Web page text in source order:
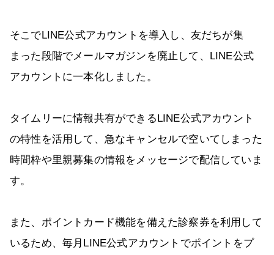
そこでLINE公式アカウントを導入し、友だちが集
まった段階でメールマガジンを廃止して、LINE公式
アカウントに一本化しました。
タイムリーに情報共有ができるLINE公式アカウント
の特性を活用して、急なキャンセルで空いてしまった
時間枠や里親募集の情報をメッセージで配信していま
す。
また、ポイントカード機能を備えた診察券を利用して
いるため、毎月LINE公式アカウントでポイントをプ